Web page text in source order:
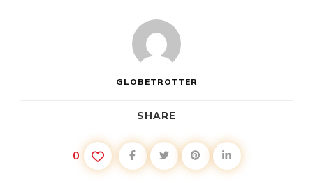
GLOBETROTTER
SHARE
0